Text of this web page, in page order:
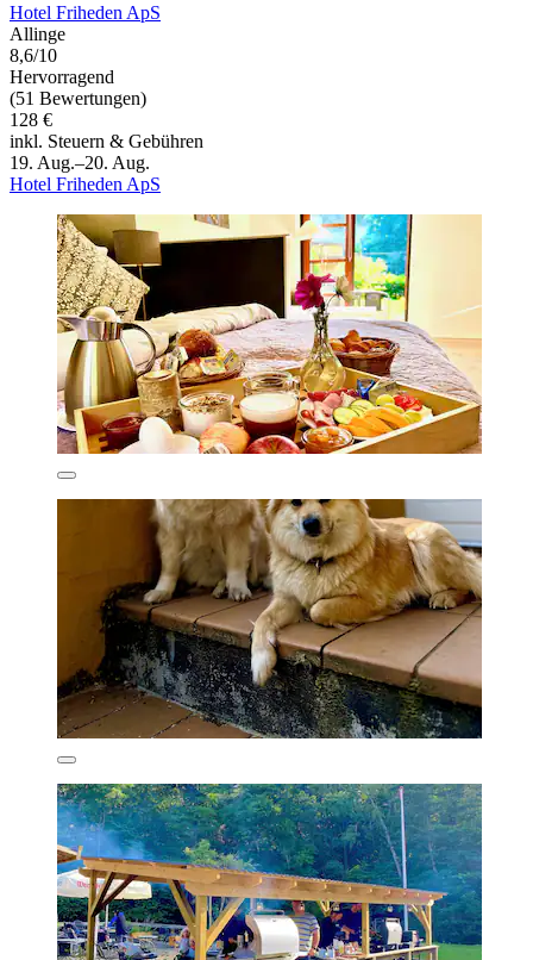
Hotel Friheden ApS
Allinge
8,6/10
Hervorragend
(51 Bewertungen)
128 €
inkl. Steuern & Gebühren
19. Aug.–20. Aug.
Hotel Friheden ApS